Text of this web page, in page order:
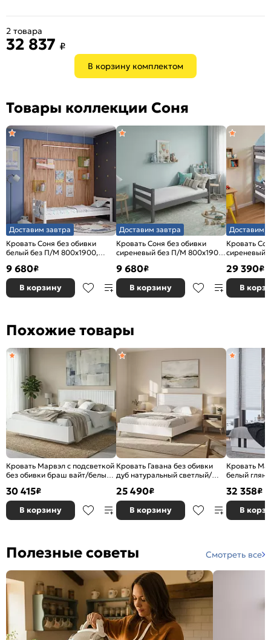
В корзину комплектом
2 товара
32 837 ₽
Товары коллекции Соня
Доставим завтра
Кровать Соня без обивки
белый без П/М 800x1900,
изголовье жесткое
9 680₽
В корзину
Доставим завтра
Кровать Соня без обивки
сиреневый без П/М 800x1900,
изголовье жесткое
9 680₽
В корзину
Доставим
Кровать
сиреневый
изголовье
29 390₽
В
Похожие товары
Кровать Марвэл с подсветкой
без обивки браш вайт/белый
ортопедическое основание,
изголовье жесткое
30 415₽
В корзину
Кровать Гавана без обивки
дуб натуральный светлый/
1600x2000, ортопедическое
основание, изголовье жесткое
25 490₽
В корзину
Кровать
белый
основание,
32 358₽
В
Полезные советы Смотреть все